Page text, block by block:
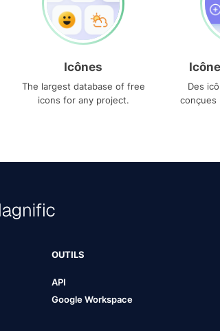
Icônes
The largest database of free
icons for any project.
Des
conçues
OUTILS
API
Google Workspace